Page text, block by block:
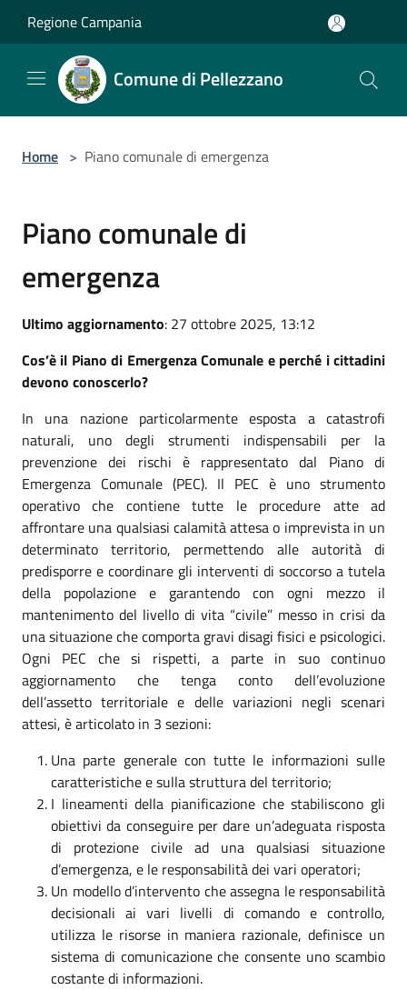
Regione Campania
Comune di Pellezzano
Home > Piano comunale di emergenza
Piano comunale di
emergenza
Ultimo aggiornamento: 27 ottobre 2025, 13:12
Cos’è il Piano di Emergenza Comunale e perché i cittadini
devono conoscerlo?
In una nazione particolarmente esposta a catastrofi
naturali, uno degli strumenti indispensabili per la
prevenzione dei rischi è rappresentato dal Piano di
Emergenza Comunale (PEC). Il PEC è uno strumento
operativo che contiene tutte le procedure atte ad
affrontare una qualsiasi calamità attesa o imprevista in un
determinato territorio, permettendo alle autorità di
predisporre e coordinare gli interventi di soccorso a tutela
della popolazione e garantendo con ogni mezzo il
mantenimento del livello di vita “civile” messo in crisi da
una situazione che comporta gravi disagi fisici e psicologici.
Ogni PEC che si rispetti, a parte in suo continuo
aggiornamento che tenga conto dell’evoluzione
dell’assetto territoriale e delle variazioni negli scenari
attesi, è articolato in 3 sezioni:
Una parte generale con tutte le informazioni sulle
caratteristiche e sulla struttura del territorio;
I lineamenti della pianificazione che stabiliscono gli
obiettivi da conseguire per dare un’adeguata risposta
di protezione civile ad una qualsiasi situazione
d’emergenza, e le responsabilità dei vari operatori;
Un modello d’intervento che assegna le responsabilità
decisionali ai vari livelli di comando e controllo,
utilizza le risorse in maniera razionale, definisce un
sistema di comunicazione che consente uno scambio
costante di informazioni.